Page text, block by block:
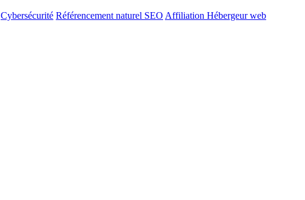
Cybersécurité Référencement naturel SEO Affiliation Hébergeur web